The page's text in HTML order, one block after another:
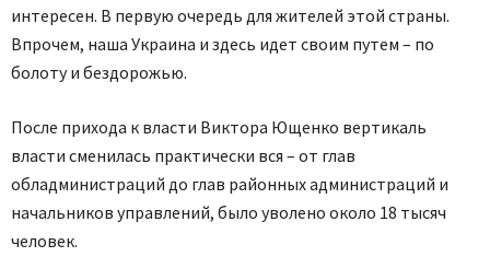
интересен. В первую очередь для жителей этой страны.
Впрочем, наша Украина и здесь идет своим путем – по
болоту и бездорожью.
После прихода к власти Виктора Ющенко вертикаль
власти сменилась практически вся – от глав
обладминистраций до глав районных администраций и
начальников управлений, было уволено около 18 тысяч
человек.